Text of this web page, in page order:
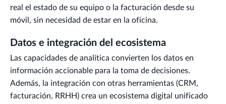
real el estado de su equipo o la facturación desde su
móvil, sin necesidad de estar en la oficina.
Datos e integración del ecosistema
Las capacidades de analítica convierten los datos en
información accionable para la toma de decisiones.
Además, la integración con otras herramientas (CRM,
facturación, RRHH) crea un ecosistema digital unificado